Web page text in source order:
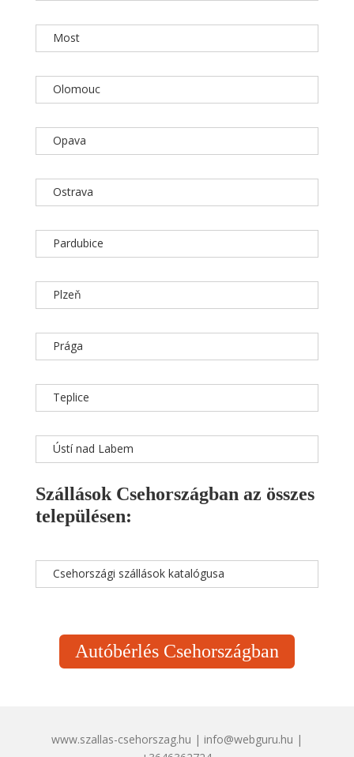
Most
Olomouc
Opava
Ostrava
Pardubice
Plzeň
Prága
Teplice
Ústí nad Labem
Szállások Csehországban az összes
településen:
Csehországi szállások katalógusa
Autóbérlés Csehországban
www.szallas-csehorszag.hu | info@webguru.hu |